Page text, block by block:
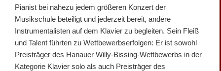
Pianist bei nahezu jedem größeren Konzert der
Musikschule beteiligt und jederzeit bereit, andere
Instrumentalisten auf dem Klavier zu begleiten. Sein Fleiß
und Talent führten zu Wettbewerbserfolgen: Er ist sowohl
Preisträger des Hanauer Willy-Bissing-Wettbewerbs in der
Kategorie Klavier solo als auch Preisträger des